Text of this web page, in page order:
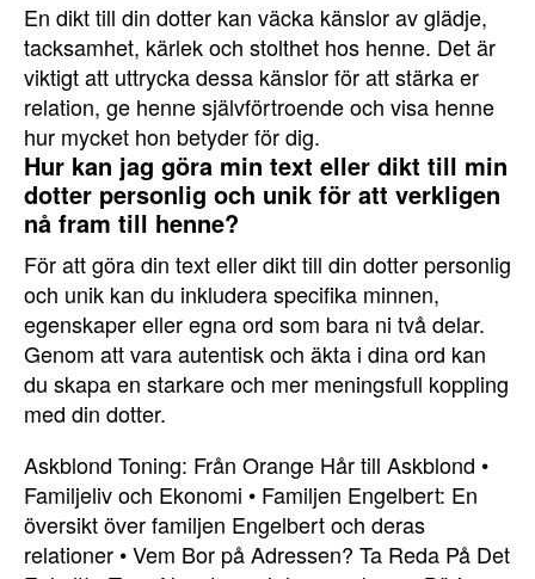
En dikt till din dotter kan väcka känslor av glädje,
tacksamhet, kärlek och stolthet hos henne. Det är
viktigt att uttrycka dessa känslor för att stärka er
relation, ge henne självförtroende och visa henne
hur mycket hon betyder för dig.
Hur kan jag göra min text eller dikt till min
dotter personlig och unik för att verkligen
nå fram till henne?
För att göra din text eller dikt till din dotter personlig
och unik kan du inkludera specifika minnen,
egenskaper eller egna ord som bara ni två delar.
Genom att vara autentisk och äkta i dina ord kan
du skapa en starkare och mer meningsfull koppling
med din dotter.
Askblond Toning: Från Orange Hår till Askblond •
Familjeliv och Ekonomi • Familjen Engelbert: En
översikt över familjen Engelbert och deras
relationer •Vem Bor på Adressen? Ta Reda På Det